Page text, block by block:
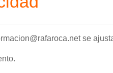
se